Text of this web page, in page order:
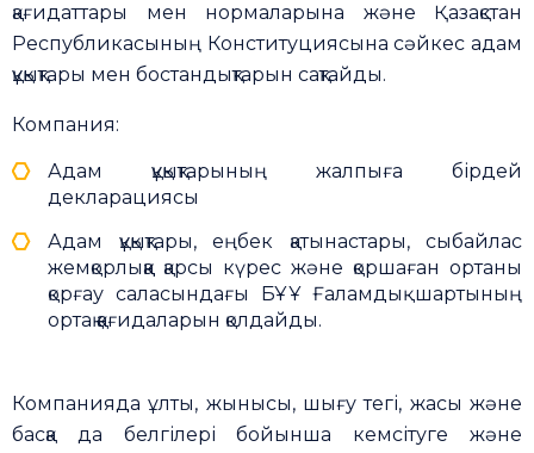
қағидаттары мен нормаларына және Қазақстан
Республикасының Конституциясына сәйкес адам
құқықтары мен бостандықтарын сақтайды.
Компания:
Адам құқықтарының жалпыға бірдей
декларациясы
Адам құқықтары, еңбек қатынастары, сыбайлас
жемқорлыққа қарсы күрес және қоршаған ортаны
қорғау саласындағы БҰҰ Ғаламдық шартының
ортақ қағидаларын қолдайды.
Компанияда ұлты, жынысы, шығу тегі, жасы және
басқа да белгілері бойынша кемсітуге және